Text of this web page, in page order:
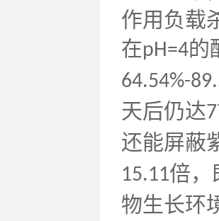
作用负载
在pH=4的
64.54%-
天后仍达
还能屏蔽
15.11倍，
物生长环